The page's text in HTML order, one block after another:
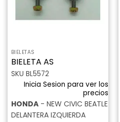
BIELETAS
BIELETA AS
SKU BL5572
Inicia Sesion para ver los
precios
HONDA- NEW CIVIC BEATLE
DELANTERA IZQUIERDA